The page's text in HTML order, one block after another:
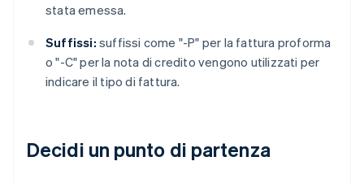
stata emessa.
Suffissi: suffissi come "-P" per la fattura proforma
o "-C" per la nota di credito vengono utilizzati per
indicare il tipo di fattura.
Decidi un punto di partenza